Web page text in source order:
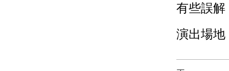
有些誤解
演出場地